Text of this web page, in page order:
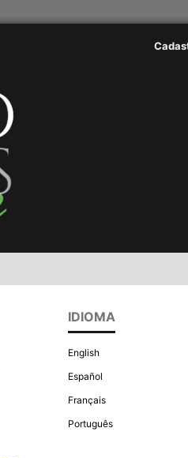
IDIOMA
English
Español
Français
Português